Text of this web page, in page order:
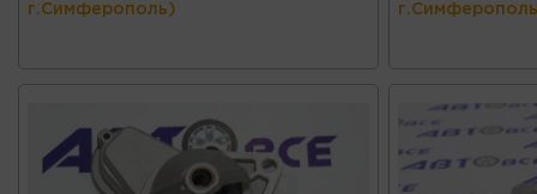
г.Симферополь)